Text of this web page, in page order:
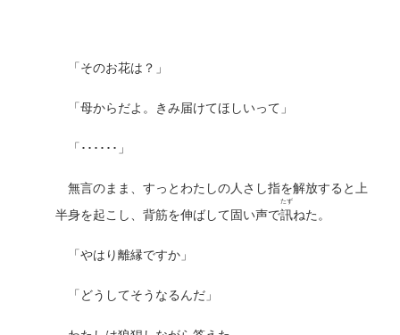
「そのお花は？」
「母からだよ。きみ届けてほしいって」
「･･････」
無言のまま、すっとわたしの人さし指を解放すると上
半身を起こし、背筋を伸ばして固い声で訊
たず
ねた。
「やはり離縁ですか」
「どうしてそうなるんだ」